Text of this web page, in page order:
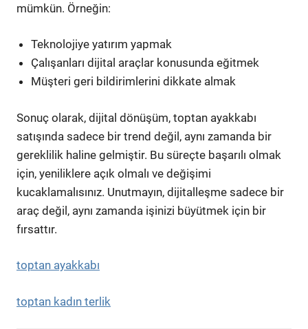
mümkün. Örneğin:
Teknolojiye yatırım yapmak
Çalışanları dijital araçlar konusunda eğitmek
Müşteri geri bildirimlerini dikkate almak
Sonuç olarak, dijital dönüşüm, toptan ayakkabı
satışında sadece bir trend değil, aynı zamanda bir
gereklilik haline gelmiştir. Bu süreçte başarılı olmak
için, yeniliklere açık olmalı ve değişimi
kucaklamalısınız. Unutmayın, dijitalleşme sadece bir
araç değil, aynı zamanda işinizi büyütmek için bir
fırsattır.
toptan ayakkabı
toptan kadın terlik